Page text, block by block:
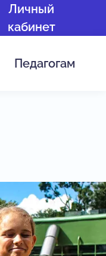
Личный
кабинет
Педагогам